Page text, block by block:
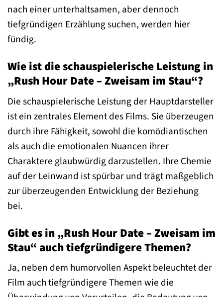
nach einer unterhaltsamen, aber dennoch
tiefgründigen Erzählung suchen, werden hier
fündig.
Wie ist die schauspielerische Leistung in
„Rush Hour Date – Zweisam im Stau“?
Die schauspielerische Leistung der Hauptdarsteller
ist ein zentrales Element des Films. Sie überzeugen
durch ihre Fähigkeit, sowohl die komödiantischen
als auch die emotionalen Nuancen ihrer
Charaktere glaubwürdig darzustellen. Ihre Chemie
auf der Leinwand ist spürbar und trägt maßgeblich
zur überzeugenden Entwicklung der Beziehung
bei.
Gibt es in „Rush Hour Date – Zweisam im
Stau“ auch tiefgründigere Themen?
Ja, neben dem humorvollen Aspekt beleuchtet der
Film auch tiefgründigere Themen wie die